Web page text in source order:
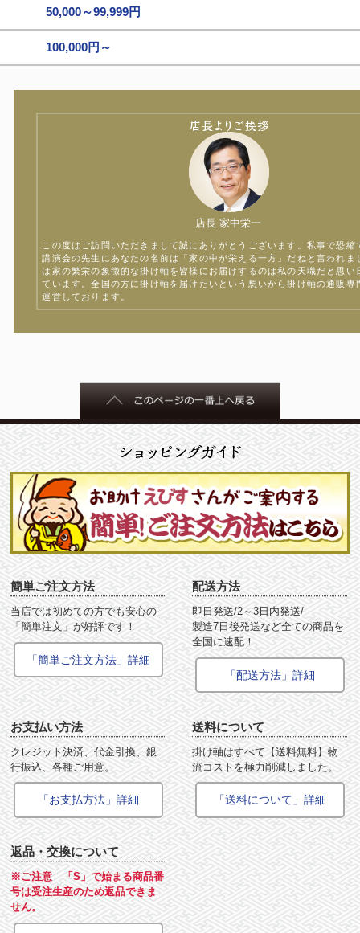
50,000～99,999円
100,000円～
店長 家中栄一
この度はご訪問いただきまして誠にありがとうございます。私事で恐縮
講演会の先生にあなたの名前は「家の中が栄える一方」だねと言われま
は家の繁栄の象徴的な掛け軸を皆様にお届けするのは私の天職だと思い
ています。全国の方に掛け軸を届けたいという想いから掛け軸の通販専
運営しております。
簡単ご注文方法
当店では初めての方でも安心の
「簡単注文」が好評です！
「簡単ご注文方法」詳細
配送方法
即日発送/2～3日内発送/
製造7日後発送など全ての商品を
全国に速配！
「配送方法」詳細
お支払い方法
クレジット決済、代金引換、銀
行振込、各種ご用意。
「お支払方法」詳細
送料について
掛け軸はすべて【送料無料】物
流コストを極力削減しました。
「送料について」詳細
返品・交換について
※ご注意 「S」で始まる商品番
号は受注生産のため返品できま
せん。